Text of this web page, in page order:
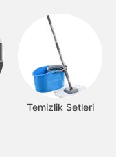
Temizlik Setleri